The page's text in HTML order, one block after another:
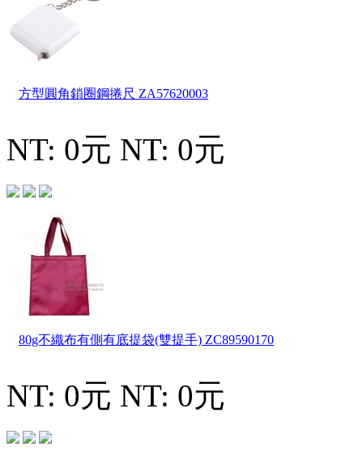
方型圓角鎖圈鋼捲尺 ZA57620003
NT: 0元 NT: 0元
80g不織布有側有底提袋(雙提手) ZC89590170
NT: 0元 NT: 0元